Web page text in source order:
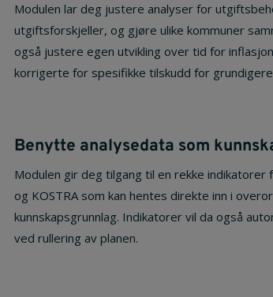
Modulen lar deg justere analyser for
utgiftsforskjeller, og gjøre ulike kommuner
også justere egen utvikling over tid for
korrigerte for spesifikke tilskudd for
Benytte analysedata som
Modulen gir deg tilgang til en rekke indikatorer
og KOSTRA som kan hentes direkte inn i
kunnskapsgrunnlag. Indikatorer vil da også
ved rullering av planen.